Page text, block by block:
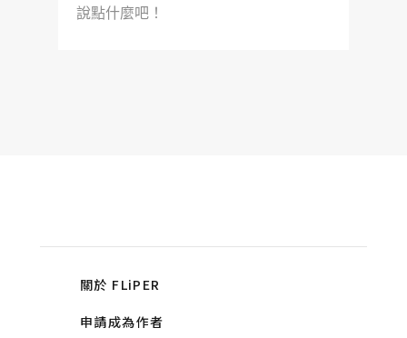
說點什麼吧！
關於 FLiPER
申請成為作者